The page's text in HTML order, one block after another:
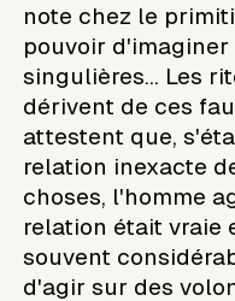
note chez le
pouvoir
singulières... Les
dérivent de ces
attestent que,
relation inexacte
choses, l'homme
relation était vraie
souvent
d'agir sur des